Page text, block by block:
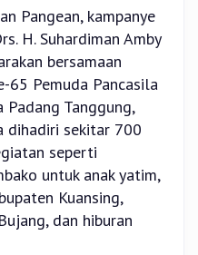
Pangean, kampanye
H. Suhardiman Amby
bersamaan
65 Pemuda Pancasila
Padang Tanggung,
dihadiri sekitar 700
seperti
untuk anak yatim,
Kuansing,
dan hiburan